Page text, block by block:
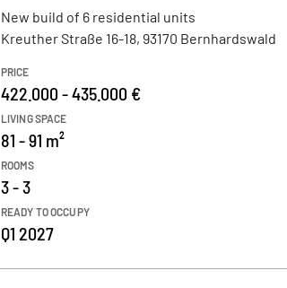
New build of 6 residential units
Kreuther Straße 16-18, 93170 Bernhardswald
PRICE
422.000 - 435.000 €
LIVING SPACE
81 - 91 m²
ROOMS
3 - 3
READY TO OCCUPY
Q1 2027